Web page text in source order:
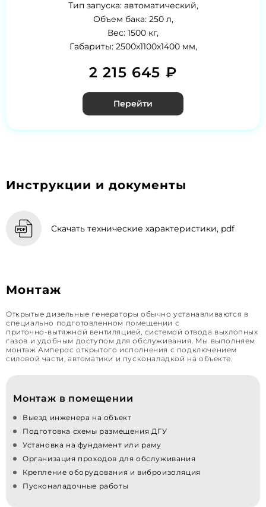
Тип запуска: автоматический,
Объем бака: 250 л,
Вес: 1500 кг,
Габариты: 2500х1100х1400 мм,
2 215 645 ₽
Перейти
Инструкции и документы
Скачать технические характеристики, pdf
Монтаж
Открытые дизельные генераторы обычно устанавливаются в
специально подготовленном помещении с
приточно‑вытяжной вентиляцией, системой отвода выхлопных
газов и удобным доступом для обслуживания. Мы выполняем
монтаж Амперос открытого исполнения с подключением
силовой части, автоматики и пусконаладкой на объекте.
Монтаж в помещении
Выезд инженера на объект
Подготовка схемы размещения ДГУ
Установка на фундамент или раму
Организация проходов для обслуживания
Крепление оборудования и виброизоляция
Пусконаладочные работы